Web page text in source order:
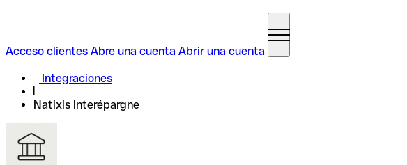
Acceso clientes Abre una cuenta Abrir una cuenta
Integraciones
Natixis Interépargne